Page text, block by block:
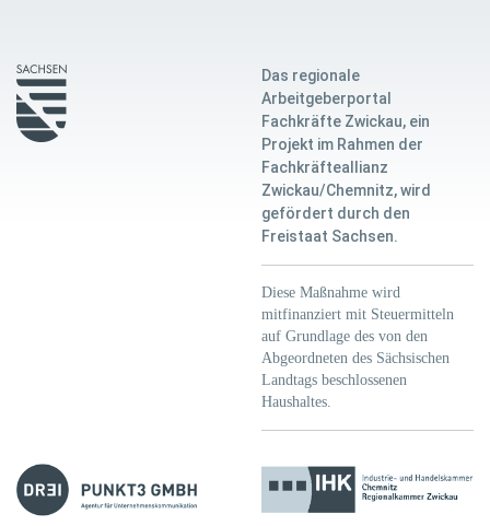
Das regionale
Arbeitgeberportal
Fachkräfte Zwickau, ein
Projekt im Rahmen der
Fachkräfteallianz
Zwickau/Chemnitz, wird
gefördert durch den
Freistaat Sachsen.
Diese Maßnahme wird
mitfinanziert mit Steuermitteln
auf Grundlage des von den
Abgeordneten des Sächsischen
Landtags beschlossenen
Haushaltes.